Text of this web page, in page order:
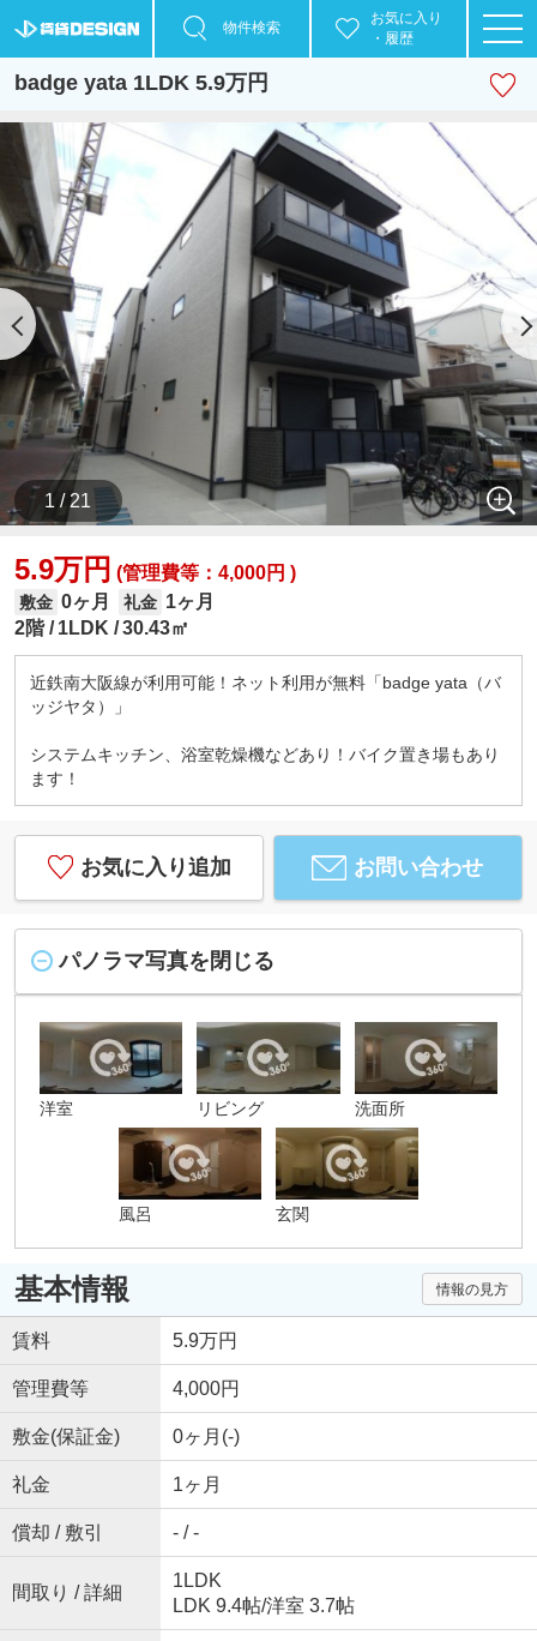
物件検索
お気に入り
・履歴
badge yata 1LDK 5.9万円
1 / 21
5.9万円 (管理費等：4,000円 )
敷金 0ヶ月 礼金 1ヶ月
2階
1LDK 30.43㎡
近鉄南大阪線が利用可能！ネット利用が無料「badge yata（バ
ッジヤタ）」
システムキッチン、浴室乾燥機などあり！バイク置き場もあり
ます！
お気に入り追加 お問い合わせ
パノラマ写真を閉じる
洋室 リビング 洗面所
風呂 玄関
基本情報 情報の見方
賃料 5.9万円
管理費等 4,000円
敷金(保証金) 0ヶ月(-)
礼金 1ヶ月
償却 / 敷引 - / -
間取り / 詳細
1LDK
LDK 9.4帖/洋室 3.7帖